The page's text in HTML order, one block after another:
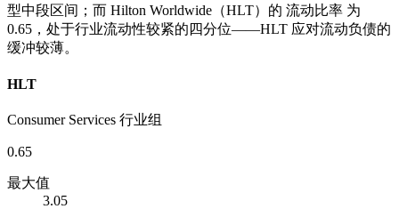
型中段区间；而 Hilton Worldwide（HLT）的 流动比率 为
0.65，处于行业流动性较紧的四分位——HLT 应对流动负债的
缓冲较薄。
HLT
Consumer Services 行业组
0.65
最大值
3.05